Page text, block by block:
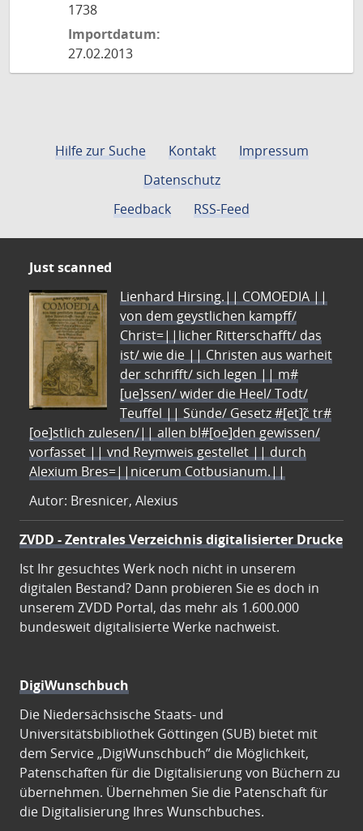
1738
Importdatum:
27.02.2013
Hilfe zur Suche Kontakt
Impressum
Datenschutz
Feedback
RSS-Feed
Just scanned
Lienhard Hirsing.|| COMOEDIA ||
von dem geystlichen kampff/
Christ=||licher Ritterschafft/ das
ist/ wie die || Christen aus warheit
der schrifft/ sich legen || m#
[ue]ssen/ wider die Heel/ Todt/
Teuffel || Sünde/ Gesetz #[et]c̃ tr#
[oe]stlich zulesen/|| allen bl#[oe]den gewissen/
vorfasset || vnd Reymweis gestellet || durch
Alexium Bres=||nicerum Cotbusianum.||
Autor: Bresnicer, Alexius
ZVDD - Zentrales Verzeichnis digitalisierter Drucke
Ist Ihr gesuchtes Werk noch nicht in unserem
digitalen Bestand? Dann probieren Sie es doch in
unserem ZVDD Portal, das mehr als 1.600.000
bundesweit digitalisierte Werke nachweist.
DigiWunschbuch
Die Niedersächsische Staats- und
Universitätsbibliothek Göttingen (SUB) bietet mit
dem Service „DigiWunschbuch” die Möglichkeit,
Patenschaften für die Digitalisierung von Büchern zu
übernehmen. Übernehmen Sie die Patenschaft für
die Digitalisierung Ihres Wunschbuches.